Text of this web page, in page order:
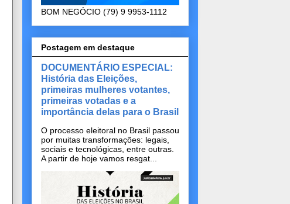
BOM NEGÓCIO (79) 9 9953-1112
Postagem em destaque
DOCUMENTÁRIO ESPECIAL:
História das Eleições,
primeiras mulheres votantes,
primeiras votadas e a
importância delas para o Brasil
O processo eleitoral no Brasil passou
por muitas transformações: legais,
sociais e tecnológicas, entre outras.
A partir de hoje vamos resgat...